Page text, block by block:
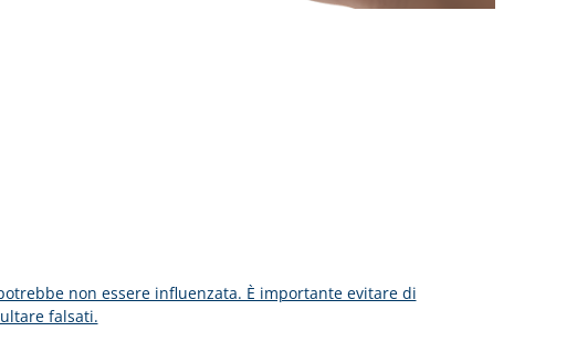
non essere influenzata. È importante evitare di
falsati.